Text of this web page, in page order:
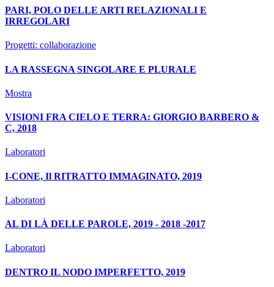
PARI, POLO DELLE ARTI RELAZIONALI E
IRREGOLARI
Progetti: collaborazione
LA RASSEGNA SINGOLARE E PLURALE
Mostra
VISIONI FRA CIELO E TERRA: GIORGIO BARBERO &
C, 2018
Laboratori
I-CONE, Il RITRATTO IMMAGINATO, 2019
Laboratori
AL DI LÀ DELLE PAROLE, 2019 - 2018 -2017
Laboratori
DENTRO IL NODO IMPERFETTO, 2019